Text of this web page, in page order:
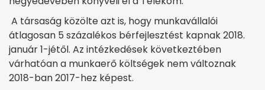
A társaság közölte azt is, hogy munkavállalói
átlagosan 5 százalékos bérfejlesztést kapnak 2018.
január 1-jétől. Az intézkedések következtében
várhatóan a munkaerő költségek nem változnak
2018-ban 2017-hez képest.